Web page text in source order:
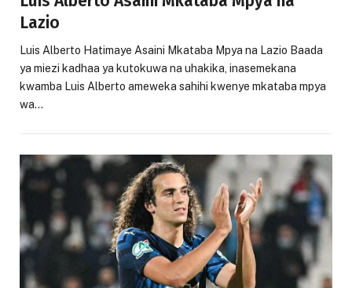
Lazio
Luis Alberto Hatimaye Asaini Mkataba Mpya na Lazio Baada
ya miezi kadhaa ya kutokuwa na uhakika, inasemekana
kwamba Luis Alberto ameweka sahihi kwenye mkataba mpya
wa…